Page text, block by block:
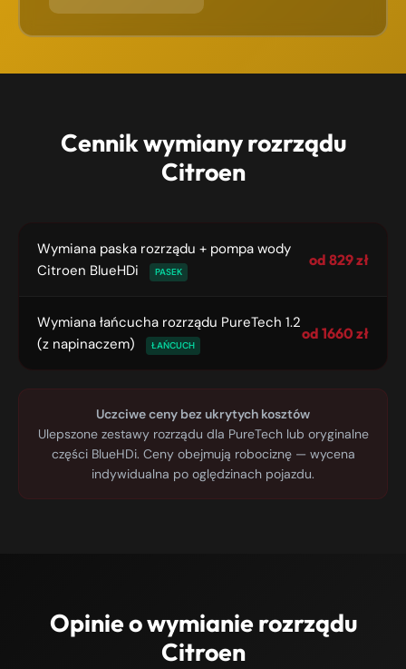
Cennik wymiany rozrządu
Citroen
Wymiana paska rozrządu + pompa wody
Citroen BlueHDi
PASEK
od 829 zł
Wymiana łańcucha rozrządu PureTech 1.2
(z napinaczem)
ŁAŃCUCH
od 1660 zł
Uczciwe ceny bez ukrytych kosztów
Ulepszone zestawy rozrządu dla PureTech lub oryginalne
części BlueHDi. Ceny obejmują robociznę — wycena
indywidualna po oględzinach pojazdu.
Opinie o wymianie rozrządu
Citroen